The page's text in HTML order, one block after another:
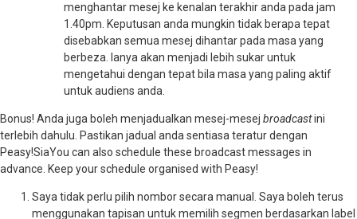
menghantar mesej ke kenalan terakhir anda pada jam
1.40pm. Keputusan anda mungkin tidak berapa tepat
disebabkan semua mesej dihantar pada masa yang
berbeza. Ianya akan menjadi lebih sukar untuk
mengetahui dengan tepat bila masa yang paling aktif
untuk audiens anda.
Bonus! Anda juga boleh menjadualkan mesej-mesej broadcastini
terlebih dahulu. Pastikan jadual anda sentiasa teratur dengan
Peasy!SiaYou can also schedule these broadcast messages in
advance. Keep your schedule organised with Peasy!
Saya tidak perlu pilih nombor secara manual. Saya boleh terus
menggunakan tapisan untuk memilih segmen berdasarkan label